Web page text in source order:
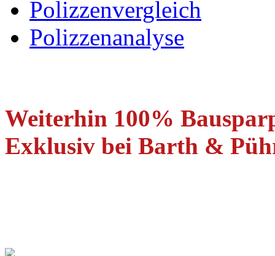
Polizzenvergleich
Polizzenanalyse
Weiterhin 100%
Exklusiv bei Barth &